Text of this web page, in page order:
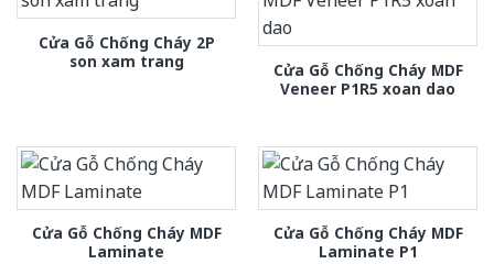
Cửa Gỗ Chống Cháy 2P
son xam trang
Cửa Gỗ Chống Cháy MDF
Veneer P1R5 xoan dao
Cửa Gỗ Chống Cháy MDF
Laminate
Cửa Gỗ Chống Cháy MDF
Laminate P1